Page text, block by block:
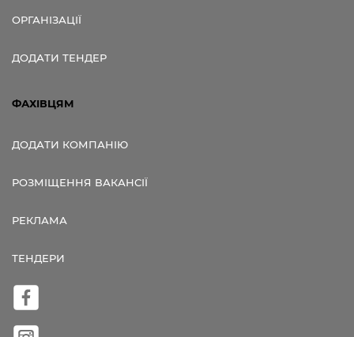
ОРГАНІЗАЦІЇ
ДОДАТИ ТЕНДЕР
ФАХІВЦЯМ
ДОДАТИ КОМПАНІЮ
РОЗМІЩЕННЯ ВАКАНСІЇ
РЕКЛАМА
ТЕНДЕРИ